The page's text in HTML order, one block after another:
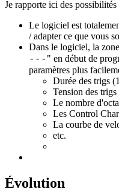
Je rapporte ici des
Le logiciel est
/ adapter ce que vous
Dans le logiciel, la
--- " en début de
paramètres plus
Durée des trigs
Tension des
Le nombre
Les Control
La courbe de
etc.
Évolution